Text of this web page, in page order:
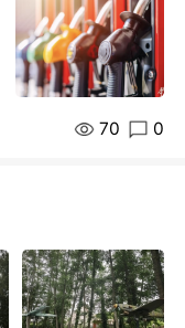
70 0